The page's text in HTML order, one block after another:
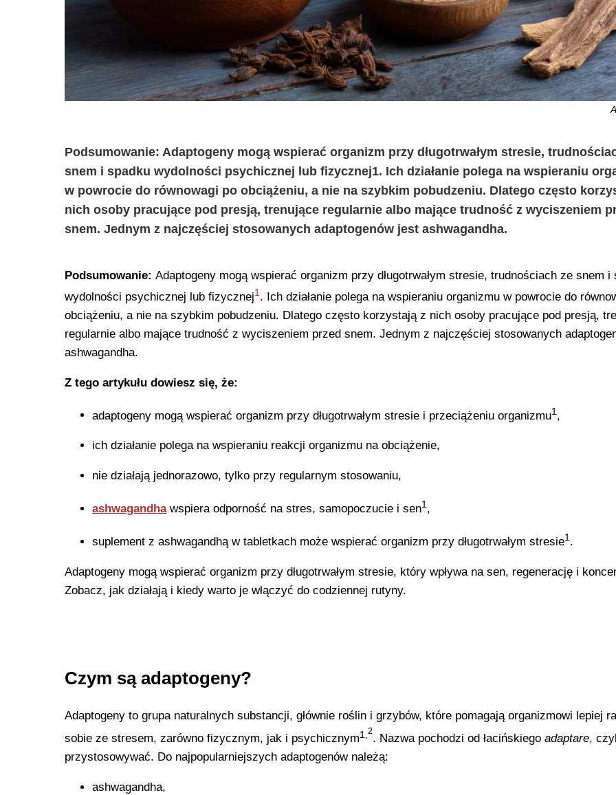
Podsumowanie: Adaptogeny mogą wspierać organizm przy długotrwałym stresie,
snem i spadku wydolności psychicznej lub fizycznej1. Ich działanie polega na wspieraniu
w powrocie do równowagi po obciążeniu, a nie na szybkim pobudzeniu. Dlatego często
nich osoby pracujące pod presją, trenujące regularnie albo mające trudność z wyciszeniem
snem. Jednym z najczęściej stosowanych adaptogenów jest ashwagandha.
Podsumowanie: Adaptogeny mogą wspierać organizm przy długotrwałym stresie, trudnościach ze snem i
wydolności psychicznej lub fizycznej1 . Ich działanie polega na wspieraniu organizmu w powrocie do
obciążeniu, a nie na szybkim pobudzeniu. Dlatego często korzystają z nich osoby pracujące pod presją,
regularnie albo mające trudność z wyciszeniem przed snem. Jednym z najczęściej stosowanych
ashwagandha.
Z tego artykułu dowiesz się, że:
adaptogeny mogą wspierać organizm przy długotrwałym stresie i przeciążeniu organizmu1 ,
ich działanie polega na wspieraniu reakcji organizmu na obciążenie,
nie działają jednorazowo, tylko przy regularnym stosowaniu,
ashwagandhawspiera odporność na stres, samopoczucie i sen1,
suplement z ashwagandhą w tabletkach może wspierać organizm przy długotrwałym stresie1 .
Adaptogeny mogą wspierać organizm przy długotrwałym stresie, który wpływa na sen, regenerację i
Zobacz, jak działają i kiedy warto je włączyć do codziennej rutyny.
Czym są adaptogeny?
Adaptogeny to grupa naturalnych substancji, głównie roślin i grzybów, które pomagają organizmowi lepiej
sobie ze stresem, zarówno fizycznym, jak i psychicznym1, 2
. Nazwa pochodzi od łacińskiego adaptare,
przystosowywać. Do najpopularniejszych adaptogenów należą:
ashwagandha,